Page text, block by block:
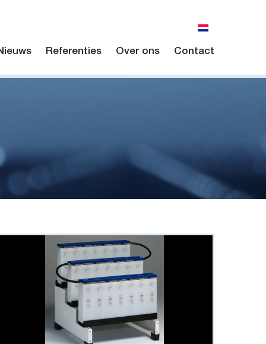
Referenties Over ons Contact